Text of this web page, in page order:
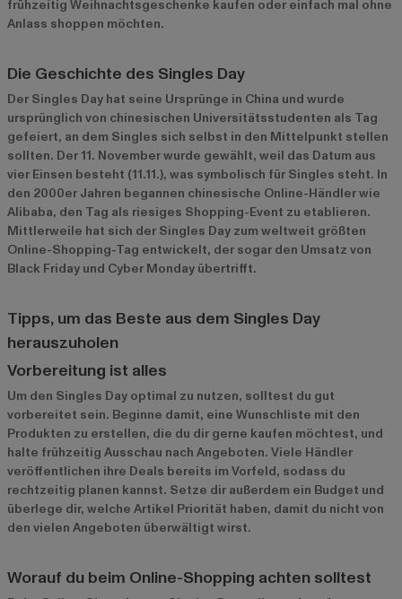
frühzeitig Weihnachtsgeschenke kaufen oder einfach mal ohne
Anlass shoppen möchten.
Die Geschichte des Singles Day
Der Singles Day hat seine Ursprünge in China und wurde
ursprünglich von chinesischen Universitätsstudenten als Tag
gefeiert, an dem Singles sich selbst in den Mittelpunkt stellen
sollten. Der 11. November wurde gewählt, weil das Datum aus
vier Einsen besteht (11.11.), was symbolisch für Singles steht. In
den 2000er Jahren begannen chinesische Online-Händler wie
Alibaba, den Tag als riesiges Shopping-Event zu etablieren.
Mittlerweile hat sich der Singles Day zum weltweit größten
Online-Shopping-Tag entwickelt, der sogar den Umsatz von
Black Friday und Cyber Monday übertrifft.
Tipps, um das Beste aus dem Singles Day
herauszuholen
Vorbereitung ist alles
Um den Singles Day optimal zu nutzen, solltest du gut
vorbereitet sein. Beginne damit, eine Wunschliste mit den
Produkten zu erstellen, die du dir gerne kaufen möchtest, und
halte frühzeitig Ausschau nach Angeboten. Viele Händler
veröffentlichen ihre Deals bereits im Vorfeld, sodass du
rechtzeitig planen kannst. Setze dir außerdem ein Budget und
überlege dir, welche Artikel Priorität haben, damit du nicht von
den vielen Angeboten überwältigt wirst.
Worauf du beim Online-Shopping achten solltest